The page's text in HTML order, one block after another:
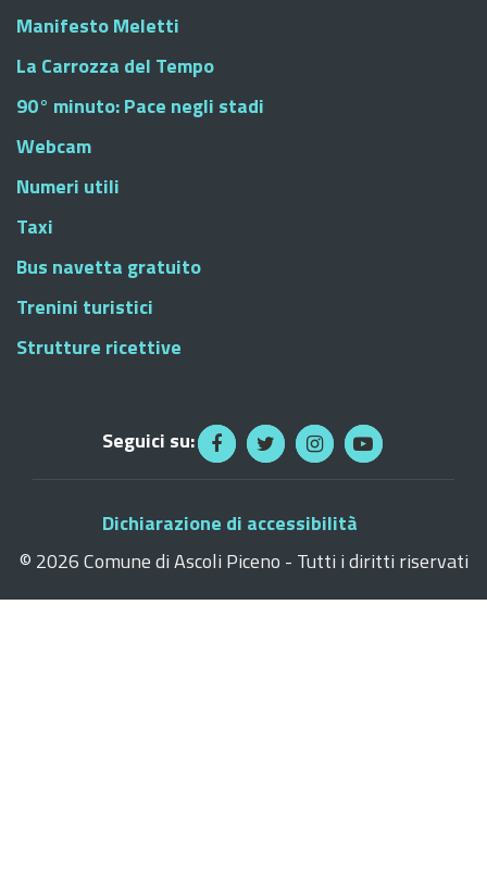
Manifesto Meletti
La Carrozza del Tempo
90° minuto: Pace negli stadi
Webcam
Numeri utili
Taxi
Bus navetta gratuito
Trenini turistici
Strutture ricettive
Seguici su:
Dichiarazione di accessibilità
© 2026 Comune di Ascoli Piceno - Tutti i diritti riservati